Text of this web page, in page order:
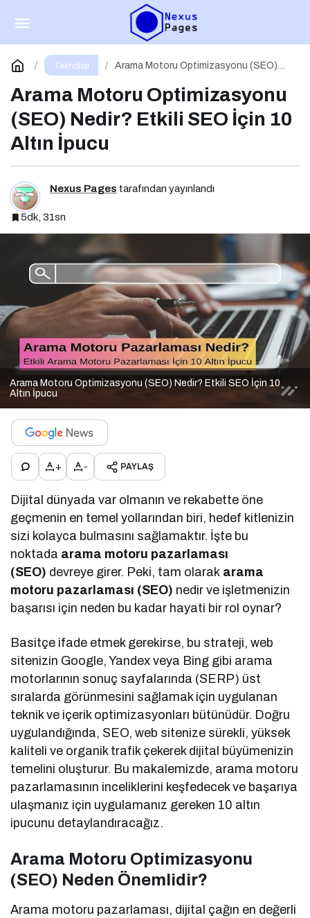
Teknoloji
Arama Motoru Optimizasyonu (SEO)
Arama Motoru Optimizasyonu
(SEO) Nedir? Etkili SEO İçin 10
Altın İpucu
Nexus Pages tarafından yayınlandı
5dk, 31sn
Arama Motoru Optimizasyonu (SEO) Nedir? Etkili SEO İçin 10
Altın İpucu
+ - PAYLAŞ
Dijital dünyada var olmanın ve rekabette öne
geçmenin en temel yollarından biri, hedef kitlenizin
sizi kolayca bulmasını sağlamaktır. İşte bu
noktada arama motoru pazarlaması
(SEO) devreye girer. Peki, tam olarak arama
motoru pazarlaması (SEO) nedir ve işletmenizin
başarısı için neden bu kadar hayati bir rol oynar?
Basitçe ifade etmek gerekirse, bu strateji, web
sitenizin Google, Yandex veya Bing gibi arama
motorlarının sonuç sayfalarında (SERP) üst
sıralarda görünmesini sağlamak için uygulanan
teknik ve içerik optimizasyonları bütünüdür. Doğru
uygulandığında, SEO, web sitenize sürekli, yüksek
kaliteli ve organik trafik çekerek dijital büyümenizin
temelini oluşturur. Bu makalemizde, arama motoru
pazarlamasının inceliklerini keşfedecek ve başarıya
ulaşmanız için uygulamanız gereken 10 altın
ipucunu detaylandıracağız.
Arama Motoru Optimizasyonu
(SEO) Neden Önemlidir?
Arama motoru pazarlaması, dijital çağın en değerli
Sosyal Medya Yönetimi Nedir? Etkili Sosyal
Medya Yönetimi İçin 10 Altın İpucu
Yorum Yap